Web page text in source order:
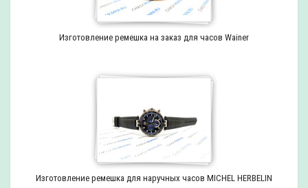
Изготовление ремешка на заказ для часов Wainer
Изготовление ремешка для наручных часов MICHEL HERBELIN